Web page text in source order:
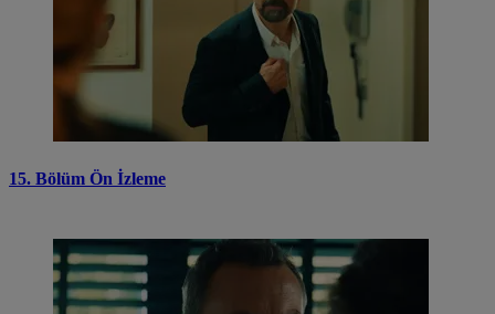
15. Bölüm Ön İzleme